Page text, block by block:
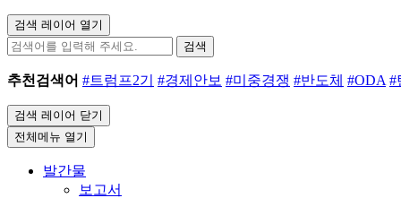
검색 레이어 열기
검색
추천검색어 #트럼프2기 #경제안보 #미중경쟁 #반도체 #ODA #
검색 레이어 닫기
전체메뉴 열기
발간물
보고서